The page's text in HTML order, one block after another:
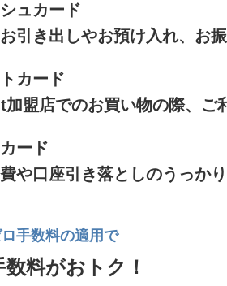
ュカード
引き出しやお預け入れ、お
カード
盟店でのお買い物の際、ご
ード
や口座引き落としのうっか
手数料の適用で
数料がおトク！